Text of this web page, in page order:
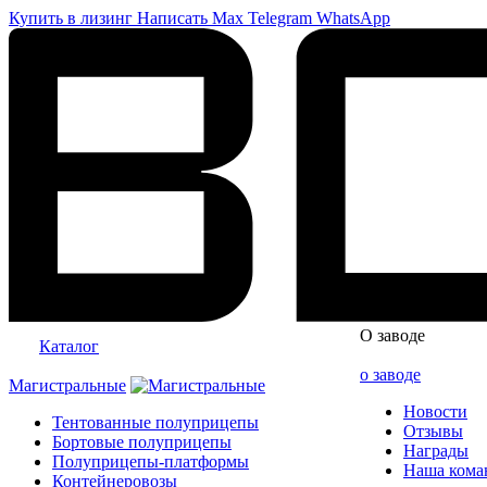
Купить в лизинг Написать Max Telegram WhatsApp
Каталог
Магистральные
Тентованные полуприцепы
Бортовые полуприцепы
Полуприцепы-платформы
Контейнеровозы
О заводе
о заводе
Новости
Отзывы
Награды
Наша